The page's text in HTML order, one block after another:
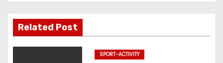
เ
รื่
Related Post
SPORT-ACTIVITY